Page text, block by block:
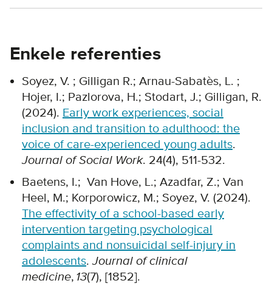
Enkele referenties
Soyez, V. ; Gilligan R.; Arnau-Sabatès, L. ;
Hojer, I.; Pazlorova, H.; Stodart, J.; Gilligan, R.
(2024). Early work experiences, social
inclusion and transition to adulthood: the
voice of care-experienced young adults.
Journal of Social Work. 24(4), 511-532.
Baetens, I.; Van Hove, L.; Azadfar, Z.; Van
Heel, M.; Korporowicz, M.; Soyez, V. (2024).
The effectivity of a school-based early
intervention targeting psychological
complaints and nonsuicidal self-injury in
adolescents.Journal of clinical
medicine, 13(7), [1852].